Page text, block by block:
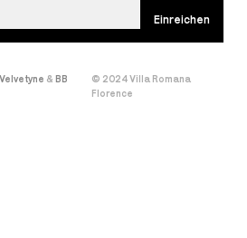
Velvetyne & BB
© 2024 Villa Romana
Florence